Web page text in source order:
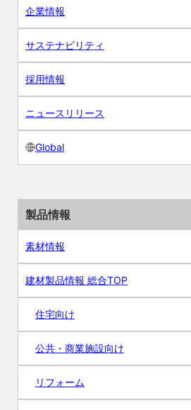
企業情報
サステナビリティ
採用情報
ニュースリリース
Global
製品情報
素材情報
建材製品情報 総合TOP
住宅向け
公共・商業施設向け
リフォーム